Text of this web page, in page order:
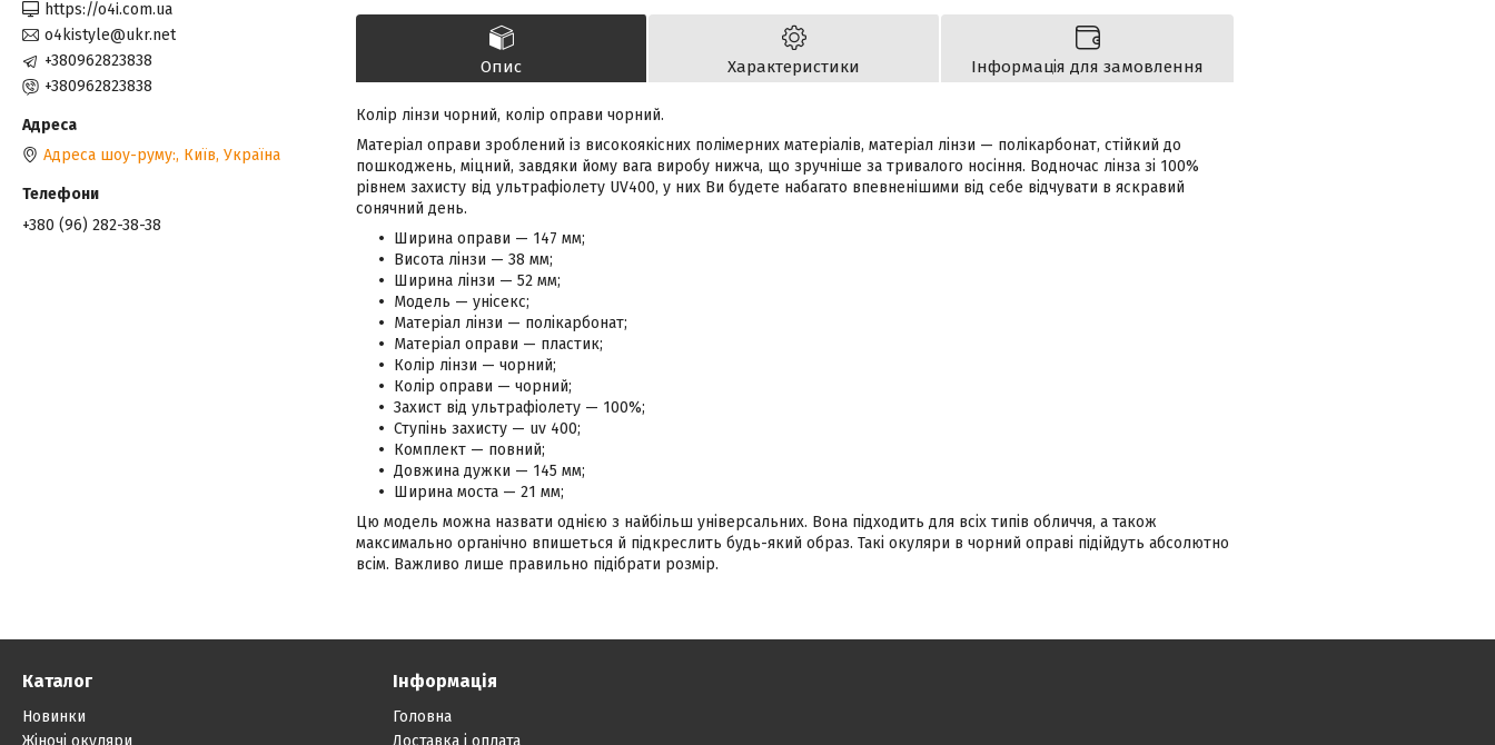
Опис Характеристики Інформація для замовлення
Колір лінзи чорний, колір оправи чорний.
Матеріал оправи зроблений із високоякісних полімерних матеріалів, матеріал лінзи — полікарбонат, стійкий до
пошкоджень, міцний, завдяки йому вага виробу нижча, що зручніше за тривалого носіння. Водночас лінза зі 100%
рівнем захисту від ультрафіолету UV400, у них Ви будете набагато впевненішими від себе відчувати в яскравий
сонячний день.
Ширина оправи — 147 мм;
Висота лінзи — 38 мм;
Ширина лінзи — 52 мм;
Модель — унісекс;
Матеріал лінзи — полікарбонат;
Матеріал оправи — пластик;
Колір лінзи — чорний;
Колір оправи — чорний;
Захист від ультрафіолету — 100%;
Ступінь захисту — uv 400;
Комплект — повний;
Довжина дужки — 145 мм;
Ширина моста — 21 мм;
Цю модель можна назвати однією з найбільш універсальних. Вона підходить для всіх типів обличчя, а також
максимально органічно впишеться й підкреслить будь-який образ. Такі окуляри в чорний оправі підійдуть абсолютно
всім. Важливо лише правильно підібрати розмір.
https://o4i.com.ua
o4kistyle@ukr.net
+380962823838
+380962823838
Адреса шоу-руму:, Київ, Україна
+380 (96) 282-38-38
Каталог
Новинки
Інформація
Головна